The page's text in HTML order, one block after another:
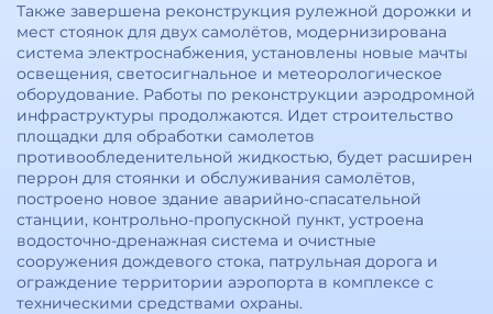
Также завершена реконструкция рулежной дорожки и
мест стоянок для двух самолётов, модернизирована
система электроснабжения, установлены новые мачты
освещения, светосигнальное и метеорологическое
оборудование. Работы по реконструкции аэродромной
инфраструктуры продолжаются. Идет строительство
площадки для обработки самолетов
противообледенительной жидкостью, будет расширен
перрон для стоянки и обслуживания самолётов,
построено новое здание аварийно-спасательной
станции, контрольно-пропускной пункт, устроена
водосточно-дренажная система и очистные
сооружения дождевого стока, патрульная дорога и
ограждение территории аэропорта в комплексе с
техническими средствами охраны.